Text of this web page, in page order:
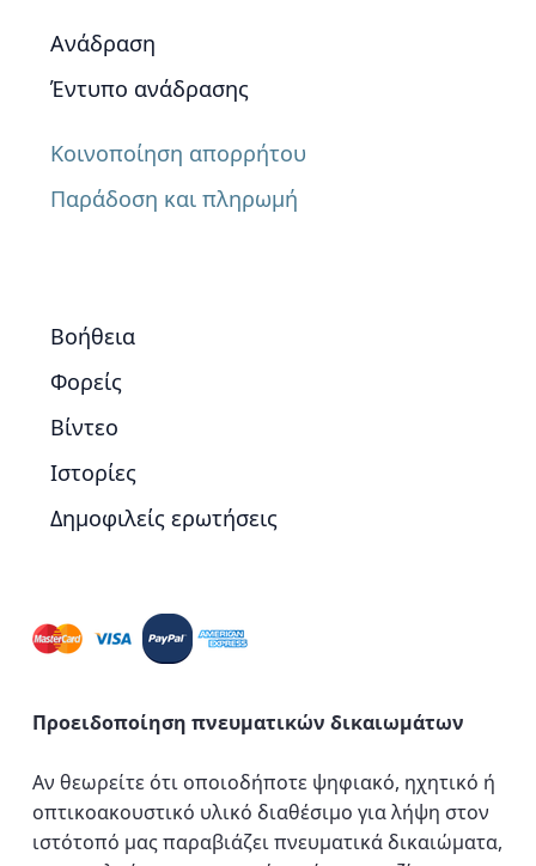
Ανάδραση
Έντυπο ανάδρασης
Κοινοποίηση απορρήτου
Παράδοση και πληρωμή
Βοήθεια
Φορείς
Βίντεο
Ιστορίες
Δημοφιλείς ερωτήσεις
Προειδοποίηση πνευματικών δικαιωμάτων
Αν θεωρείτε ότι οποιοδήποτε ψηφιακό, ηχητικό ή
οπτικοακουστικό υλικό διαθέσιμο για λήψη στον
ιστότοπό μας παραβιάζει πνευματικά δικαιώματα,